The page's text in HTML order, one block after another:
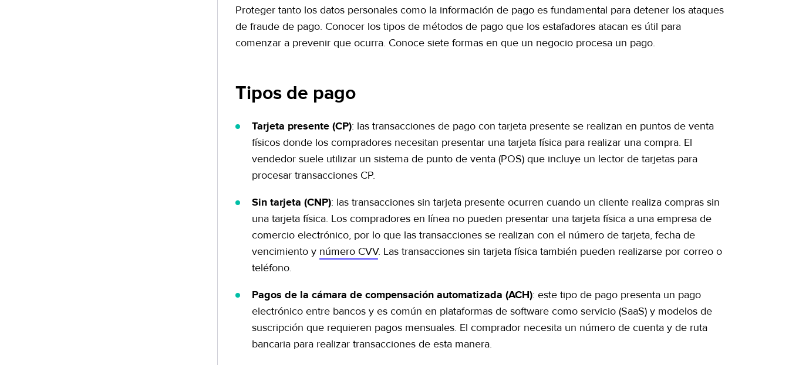
Proteger tanto los datos personales como la información de pago es fundamental para detener los ataques
de fraude de pago. Conocer los tipos de métodos de pago que los estafadores atacan es útil para
comenzar a prevenir que ocurra. Conoce siete formas en que un negocio procesa un pago.
Tipos de pago
Tarjeta presente (CP): las transacciones de pago con tarjeta presente se realizan en puntos de venta
físicos donde los compradores necesitan presentar una tarjeta física para realizar una compra. El
vendedor suele utilizar un sistema de punto de venta (POS) que incluye un lector de tarjetas para
procesar transacciones CP.
Sin tarjeta (CNP): las transacciones sin tarjeta presente ocurren cuando un cliente realiza compras sin
una tarjeta física. Los compradores en línea no pueden presentar una tarjeta física a una empresa de
comercio electrónico, por lo que las transacciones se realizan con el número de tarjeta, fecha de
vencimiento y número CVV. Las transacciones sin tarjeta física también pueden realizarse por correo o
teléfono.
Pagos de la cámara de compensación automatizada (ACH): este tipo de pago presenta un pago
electrónico entre bancos y es común en plataformas de software como servicio (SaaS) y modelos de
suscripción que requieren pagos mensuales. El comprador necesita un número de cuenta y de ruta
bancaria para realizar transacciones de esta manera.